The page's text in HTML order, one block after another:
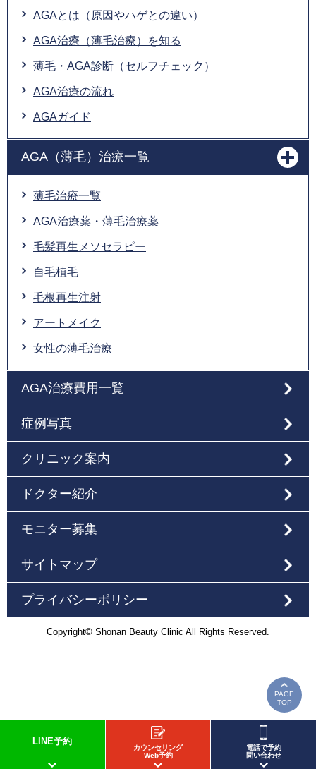
PAGE
TOP
LINE予約
カウンセリング
Web予約
電話で予約
問い合わせ
AGAとは（原因やハゲとの違い）
AGA治療（薄毛治療）を知る
薄毛・AGA診断（セルフチェック）
AGA治療の流れ
AGAガイド
AGA（薄毛）治療一覧
薄毛治療一覧
AGA治療薬・薄毛治療薬
毛髪再生メソセラピー
自毛植毛
毛根再生注射
アートメイク
女性の薄毛治療
AGA治療費用一覧
症例写真
クリニック案内
ドクター紹介
モニター募集
サイトマップ
プライバシーポリシー
Copyright© Shonan Beauty Clinic All Rights Reserved.